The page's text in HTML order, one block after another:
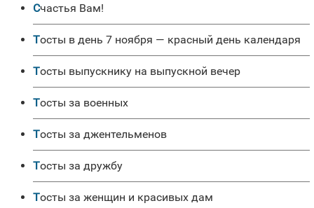
Счастья Вам!
Тосты в день 7 ноября — красный день календаря
Тосты выпускнику на выпускной вечер
Тосты за военных
Тосты за джентельменов
Тосты за дружбу
Тосты за женщин и красивых дам